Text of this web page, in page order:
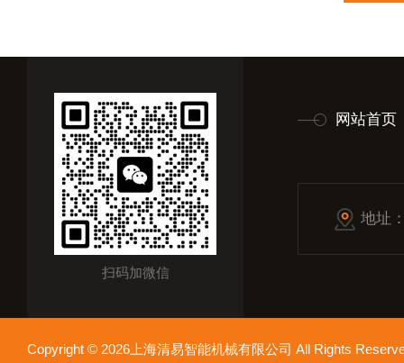
扫码加微信
网站首页
地址
Copyright © 2026上海清易智能机械有限公司 All Rights